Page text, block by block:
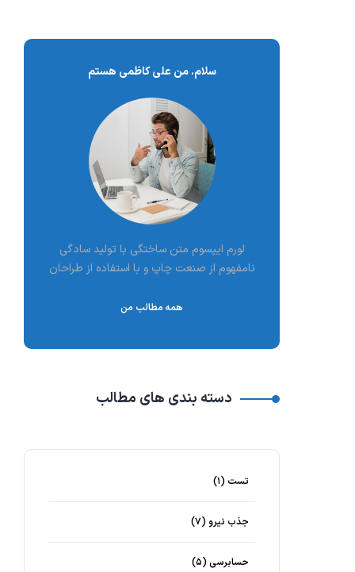
سلام. من علی کاظمی هستم
لورم ایپسوم متن ساختگی با تولید سادگی
نامفهوم از صنعت چاپ و با استفاده از طراحان
همه مطالب من
دسته بندی های مطالب
تست (۱)
جذب نیرو (۷)
حسابرسی(۵)